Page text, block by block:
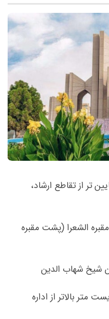
جنوبی، 300 متر پایین تر از تقاطع ارشاد،
الشعرا (پشت مقبره
شیخ شهاب الدین
متر بالاتر از اداره